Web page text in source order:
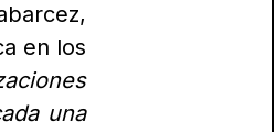
en los
una